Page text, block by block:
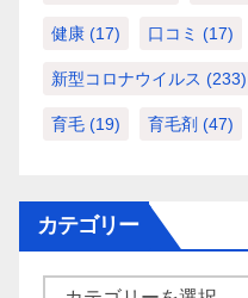
健康 (17) 口コミ (17)
新型コロナウイルス (233)
育毛 (19) 育毛剤 (47)
カテゴリー